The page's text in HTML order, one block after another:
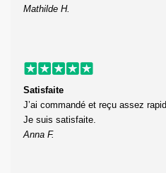
Mathilde H.
Satisfaite
J’ai commandé et reçu assez
Je suis satisfaite.
Anna F.